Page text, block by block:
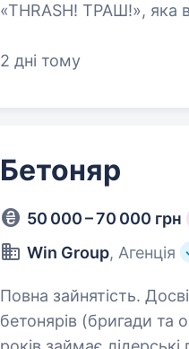
«THRASH! ТРАШ!», яка
Ми шукаємо активних
2 дні тому
Бетоняр
50 000 – 70 000 грн
Win Group, Агенція
Повна зайнятість. Досвід роботи
бетонярів (бригади та окремих